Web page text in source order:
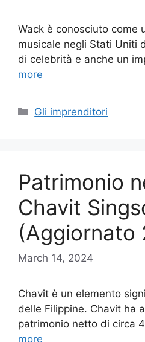
Wack è conosciuto come
musicale negli Stati Uniti
di celebrità e anche un
more
Categories
Gli imprenditori
Patrimonio
Chavit
(Aggiornato
March 14, 2024
Chavit è un elemento
delle Filippine. Chavit ha
patrimonio netto di circa
more